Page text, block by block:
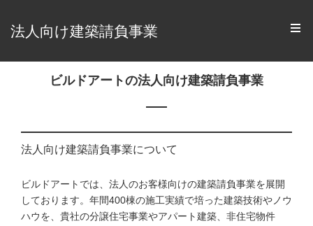
法人向け建築請負事業
ビルドアートの法人向け建築請負事業
法人向け建築請負事業について
ビルドアートでは、法人のお客様向けの建築請負事業を展開
しております。年間400棟の施工実績で培った建築技術やノウ
ハウを、貴社の分譲住宅事業やアパート建築、非住宅物件